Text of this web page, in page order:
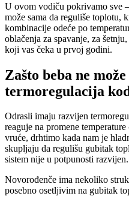
U ovom vodiču pokrivamo sve
može sama da reguliše toplotu,
kombinacije odeće po
oblačenja za spavanje, za
koji vas čeka u prvoj godini.
Zašto beba ne
termoregulacija
Odrasli imaju razvijen
reaguje na promene
vruće, drhtimo kada nam je
skupljaju da regulišu gubitak
sistem nije u potpunosti razvijen.
Novorođenče ima nekoliko
posebno osetljivim na gubitak